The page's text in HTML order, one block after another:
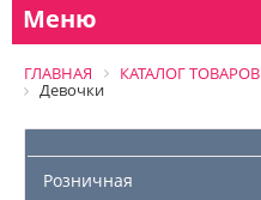
Меню
ГЛАВНАЯ КАТАЛОГ ТОВАРОВ
Девочки
Розничная